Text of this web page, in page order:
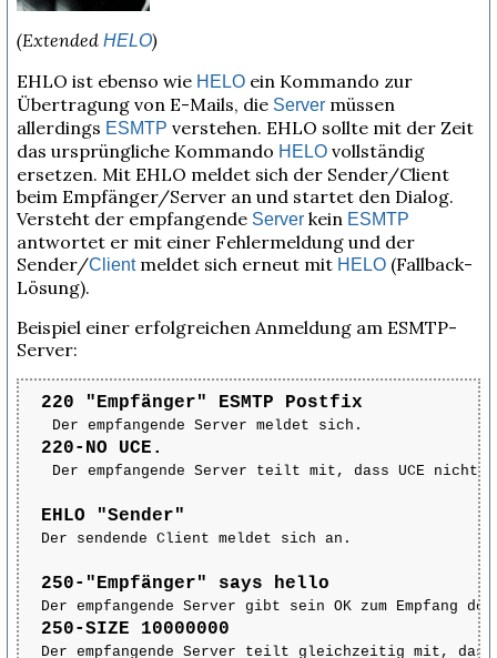
(Extended HELO)
EHLO ist ebenso wie HELO ein Kommando zur
Übertragung von E-Mails, die Server müssen
allerdings ESMTP verstehen. EHLO sollte mit der Zeit
das ursprüngliche Kommando HELO vollständig
ersetzen. Mit EHLO meldet sich der Sender/Client
beim Empfänger/Server an und startet den Dialog.
Versteht der empfangende Server kein ESMTP
antwortet er mit einer Fehlermeldung und der
Sender/Clientmeldet sich erneut mit HELO (Fallback-
Lösung).
Beispiel einer erfolgreichen Anmeldung am ESMTP-
Server:
220 "Empfänger" ESMTP Postfix
Der empfangende Server meldet sich.
220-NO UCE.
Der empfangende Server teilt mit, dass UCE
EHLO "Sender"
Der sendende Client meldet sich an.
250-"Empfänger" says hello
Der empfangende Server gibt sein OK zum Empfang
250-SIZE 10000000
Der empfangende Server teilt gleichzeitig mit,